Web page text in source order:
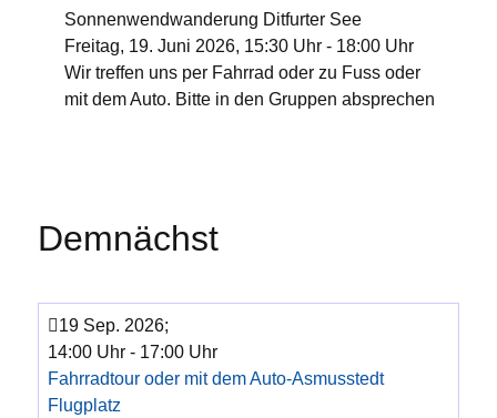
Sonnenwendwanderung Ditfurter See
Freitag, 19. Juni 2026, 15:30 Uhr - 18:00 Uhr
Wir treffen uns per Fahrrad oder zu Fuss oder
mit dem Auto. Bitte in den Gruppen absprechen
Demnächst
19 Sep. 2026;
14:00 Uhr - 17:00 Uhr
Fahrradtour oder mit dem Auto-Asmusstedt
Flugplatz